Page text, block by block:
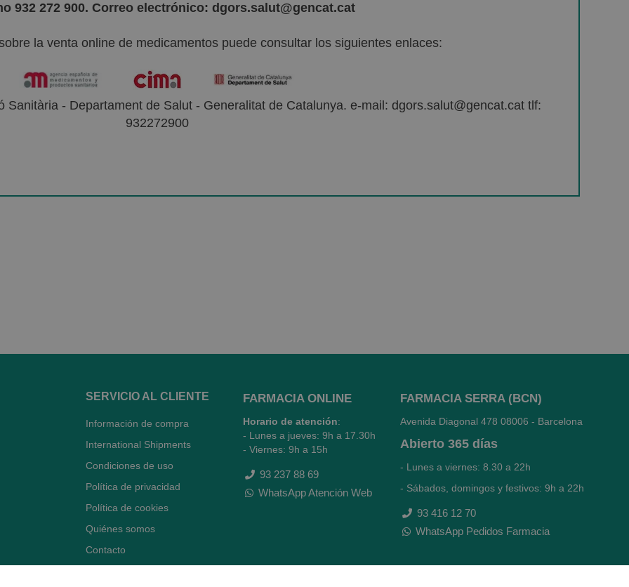
932 272 900. Correo electrónico: dgors.salut@gencat.cat
la venta online de medicamentos puede consultar los siguientes enlaces:
Sanitària - Departament de Salut - Generalitat de Catalunya. e-mail: dgors.salut@gencat.cat tlf:
932272900
SERVICIO AL CLIENTE
Información de compra
International Shipments
Condiciones de uso
Política de privacidad
Política de cookies
Quiénes somos
Contacto
FARMACIA ONLINE
Horario de atención:
- Lunes a jueves: 9h a 17.30h
- Viernes: 9h a 15h
93 237 88 69
WhatsApp Atención Web
FARMACIA SERRA (BCN)
Avenida Diagonal 478 08006 - Barcelona
Abierto 365 días
- Lunes a viernes: 8.30 a 22h
- Sábados, domingos y festivos: 9h a 22h
93 416 12 70
WhatsApp Pedidos Farmacia